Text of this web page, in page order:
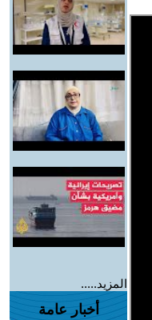
المزيد.....
أخبار عامة